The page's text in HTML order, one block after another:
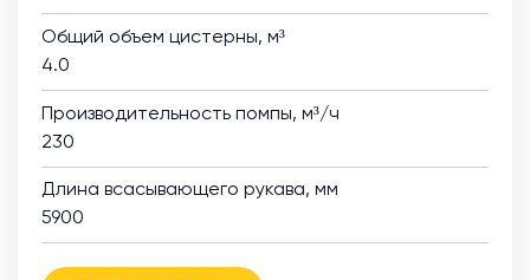
Общий объем цистерны, м³
4.0
Производительность помпы, м³/ч
230
Длина всасывающего рукава, мм
5900